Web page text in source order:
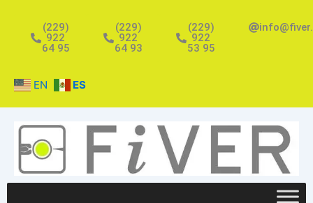
contenido
(229)
922
64 95
(229)
922
64 93
(229)
922
53 95
EN ES